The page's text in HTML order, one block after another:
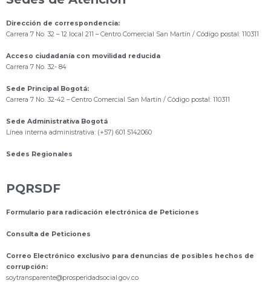
Dirección de correspondencia:
Carrera 7 No. 32 – 12 local 211 – Centro Comercial San Martín / Código postal: 110311
Acceso ciudadanía con movilidad reducida
Carrera 7 No. 32- 84
Sede Principal Bogotá:
Carrera 7 No. 32-42 – Centro Comercial San Martín / Código postal: 110311
Sede Administrativa Bogotá
Línea interna administrativa: (+57) 601 5142060
Sedes Regionales
PQRSDF
Formulario para radicación electrónica de Peticiones
Consulta de Peticiones
Correo Electrónico exclusivo para denuncias de posibles hechos de
corrupción:
soytransparente@prosperidadsocial.gov.co